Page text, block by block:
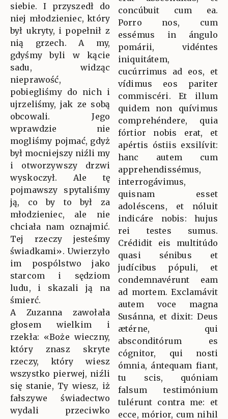
siebie. I przyszedł do
niej młodzieniec, który
był ukryty, i popełnił z
nią grzech. A my,
gdyśmy byli w kącie
sadu, widząc
nieprawość,
pobiegliśmy do nich i
ujrzeliśmy, jak ze sobą
obcowali. Jego
wprawdzie nie
mogliśmy pojmać, gdyż
był mocniejszy niźli my
i otworzywszy drzwi
wyskoczył. Ale tę
pojmawszy spytaliśmy
ją, co by to był za
młodzieniec, ale nie
chciała nam oznajmić.
Tej rzeczy jesteśmy
świadkami». Uwierzyło
im pospólstwo jako
starcom i sędziom
ludu, i skazali ją na
śmierć.
A Zuzanna zawołała
głosem wielkim i
rzekła: «Boże wieczny,
który znasz skryte
rzeczy, który wiesz
wszystko pierwej, niźli
się stanie, Ty wiesz, iż
fałszywe świadectwo
wydali przeciwko
concúbuit cum ea.
Porro nos, cum
essémus in ángulo
pomárii, vidéntes
iniquitátem,
cucúrrimus ad eos, et
vídimus eos pariter
commiscéri. Et illum
quidem non quívimus
comprehéndere, quia
fórtior nobis erat, et
apértis óstiis exsilívit:
hanc autem cum
apprehendissémus,
interrogávimus,
quisnam esset
adoléscens, et nóluit
indicáre nobis: hujus
rei testes sumus.
Crédidit eis multitúdo
quasi sénibus et
judícibus pópuli, et
condemnavérunt eam
ad mortem. Exclamávit
autem voce magna
Susánna, et dixit: Deus
ætérne, qui
absconditórum es
cógnitor, qui nosti
ómnia, ántequam fiant,
tu scis, quóniam
falsum testimónium
tulérunt contra me: et
ecce, mórior, cum nihil